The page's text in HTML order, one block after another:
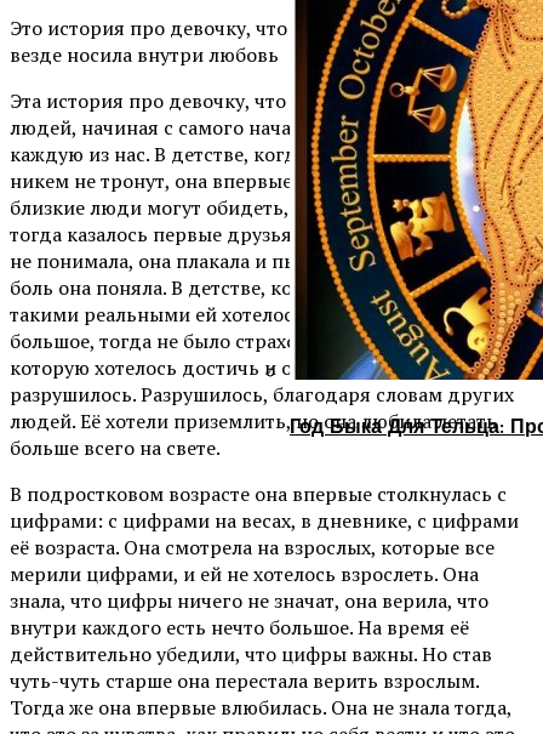
Год Быка Для Тельца:
Это история про девочку, что верила в сказки и всегда,
везде носила внутри любовь
Эта история про девочку, что верила людям и верила в
людей, начиная с самого начала – это история про
каждую из нас. В детстве, когда её внутренний мир был
никем не тронут, она впервые столкнулась с тем, что
близкие люди могут обидеть, будто родители и как
тогда казалось первые друзья. Она плакала, но ничего
не понимала, она плакала и пыталась понять, что такое
боль она поняла. В детстве, когда все мечты, казались,
такими реальными ей хотелось получить что-то
большое, тогда не было страхов, была одна цель,
которую хотелось достичь и один момент, когда все
разрушилось. Разрушилось, благодаря словам других
людей. Её хотели приземлить, но она любила летать
больше всего на свете.
В подростковом возрасте она впервые столкнулась с
цифрами: с цифрами на весах, в дневнике, с цифрами
её возраста. Она смотрела на взрослых, которые все
мерили цифрами, и ей не хотелось взрослеть. Она
знала, что цифры ничего не значат, она верила, что
внутри каждого есть нечто большое. На время её
действительно убедили, что цифры важны. Но став
чуть-чуть старше она перестала верить взрослым.
Тогда же она впервые влюбилась. Она не знала тогда,